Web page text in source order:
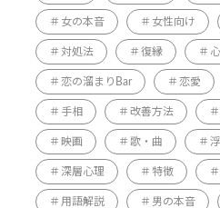
女の本音 女性向け
対処法 復縁
恋の溜まりBar 恋愛
手相 改善方法
映画 歌・曲
深層心理 特徴
用語解説 男の本音